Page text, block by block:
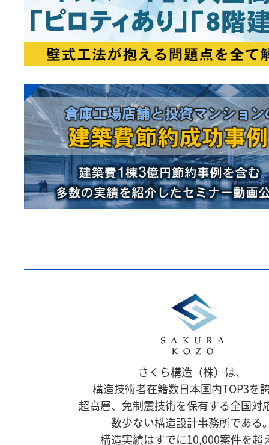
さくら構造（株）は、
構造技術者在籍数日本国内TOP3を
超高層、免制震技術を保有する全国対
数少ない構造設計事務所である
構造実績はすでに10,000案件を超